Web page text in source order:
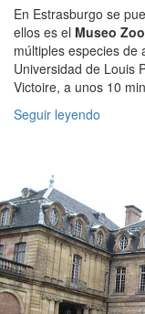
En Estrasburgo se
ellos es el Museo
múltiples especies de
Universidad de Louis
Victoire, a unos 10
Seguir leyendo